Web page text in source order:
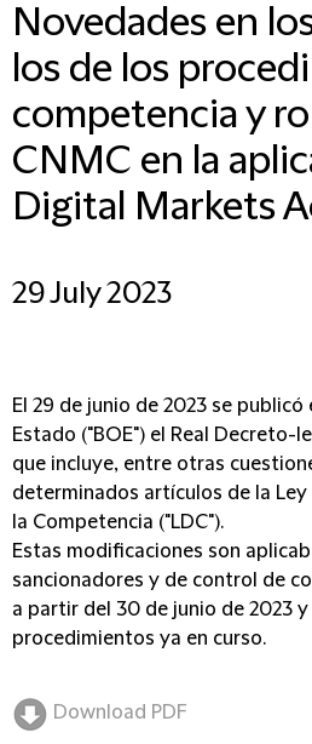
Novedades en
los de los
competencia y
CNMC en la
Digital Markets
29 July 2023
El 29 de junio de 2023 se
Estado ("BOE") el Real Decreto-
que incluye, entre otras
determinados artículos de la Ley
la Competencia ("LDC").
Estas modificaciones son
sancionadores y de control de
a partir del 30 de junio de 2023
procedimientos ya en curso.
Download PDF